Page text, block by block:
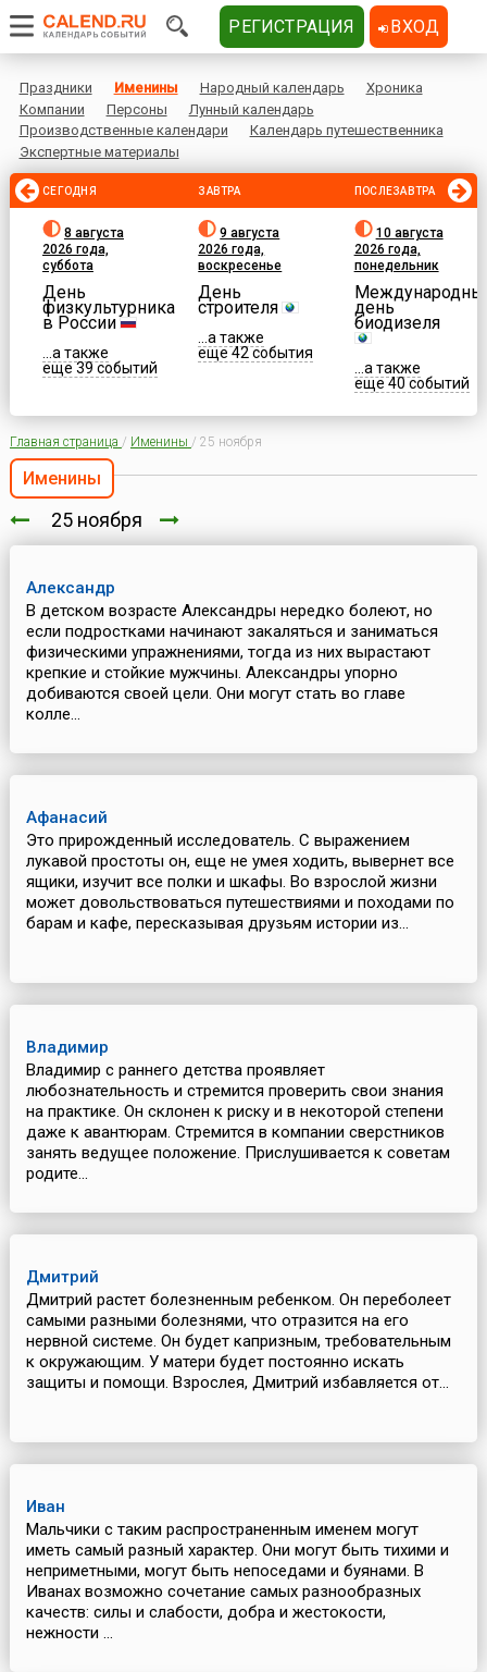
Праздники Именины Народный календарь
Хроника
Компании
Персоны
Лунный календарь
Производственные календари
Календарь путешественника
Экспертные материалы
СЕГОДНЯ
8 августа
2026 года,
суббота
День
физкультурника
в России
...а также
еще 39 событий
ЗАВТРА
9 августа
2026 года,
воскресенье
День
строителя
...а также
еще 42 события
ПОСЛЕЗАВТРА
10 августа
2026 года,
понедельник
день
биодизеля
...а также
еще 40 событий
Главная страница / Именины / 25 ноября
Именины
25 ноября
Александр
В детском возрасте Александры нередко болеют, но
если подростками начинают закаляться и заниматься
физическими упражнениями, тогда из них вырастают
крепкие и стойкие мужчины. Александры упорно
добиваются своей цели. Они могут стать во главе
колле...
Афанасий
Это прирожденный исследователь. С выражением
лукавой простоты он, еще не умея ходить, вывернет все
ящики, изучит все полки и шкафы. Во взрослой жизни
может довольствоваться путешествиями и походами по
барам и кафе, пересказывая друзьям истории из...
Владимир
Владимир с раннего детства проявляет
любознательность и стремится проверить свои знания
на практике. Он склонен к риску и в некоторой степени
даже к авантюрам. Стремится в компании сверстников
занять ведущее положение. Прислушивается к советам
родите...
Дмитрий
Дмитрий растет болезненным ребенком. Он переболеет
самыми разными болезнями, что отразится на его
нервной системе. Он будет капризным, требовательным
к окружающим. У матери будет постоянно искать
защиты и помощи. Взрослея, Дмитрий избавляется от...
Иван
Мальчики с таким распространенным именем могут
иметь самый разный характер. Они могут быть тихими и
неприметными, могут быть непоседами и буянами. В
Иванах возможно сочетание самых разнообразных
качеств: силы и слабости, добра и жестокости,
нежности ...
РЕГИСТРАЦИЯ ВХОД